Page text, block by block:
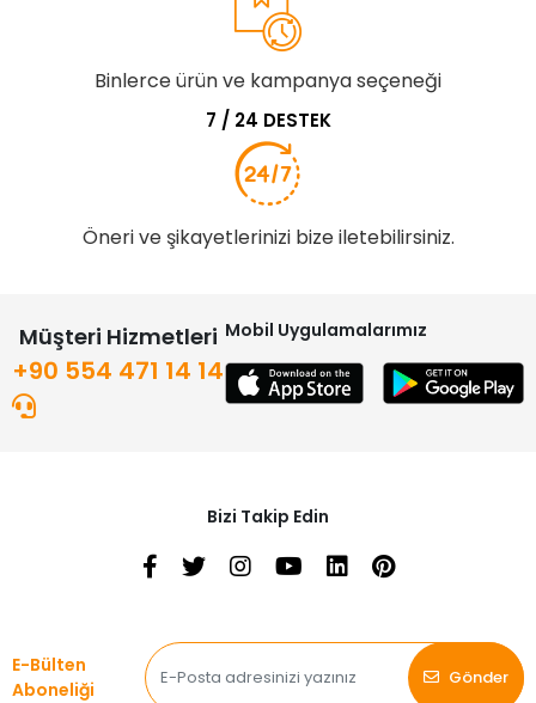
Binlerce ürün ve kampanya seçeneği
7 / 24 DESTEK
Öneri ve şikayetlerinizi bize iletebilirsiniz.
Müşteri Hizmetleri
+90 554 471 14 14
Mobil Uygulamalarımız
Bizi Takip Edin
E-Bülten
Aboneliği
Gönder